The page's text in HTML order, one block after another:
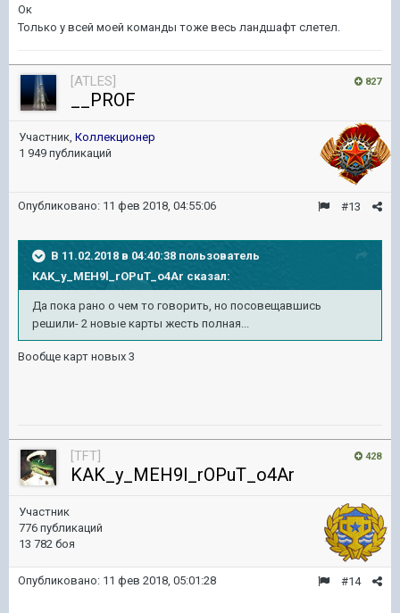
Ок
Только у всей моей команды тоже весь ландшафт слетел.
827
[ATLES]
__PROF
Участник, Коллекционер
1 949 публикаций
#13
Опубликовано: 11 фев 2018, 04:55:06
В 11.02.2018 в 04:40:38 пользователь
KAK_y_MEH9l_rOPuT_o4Ar сказал:
Да пока рано о чем то говорить, но посовещавшись
решили- 2 новые карты жесть полная...
Вообще карт новых 3
428
[TFT]
KAK_y_MEH9l_rOPuT_o4Ar
Участник
776 публикаций
13 782 боя
#14
Опубликовано: 11 фев 2018, 05:01:28